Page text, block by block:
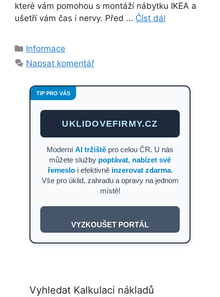
které vám pomohou s montáží nábytku IKEA a
ušetří vám čas i nervy. Před … Číst dál
Rubriky
Informace
Napsat komentář
TIP PRO VÁS
UKLIDOVEFIRMY.CZ
Moderní AI tržiště pro celou ČR. U nás
můžete služby poptávat, nabízet své
řemesloi efektivně inzerovat zdarma.
Vše pro úklid, zahradu a opravy na jednom
místě!
VYZKOUŠET PORTÁL
Vyhledat Kalkulaci nákladů